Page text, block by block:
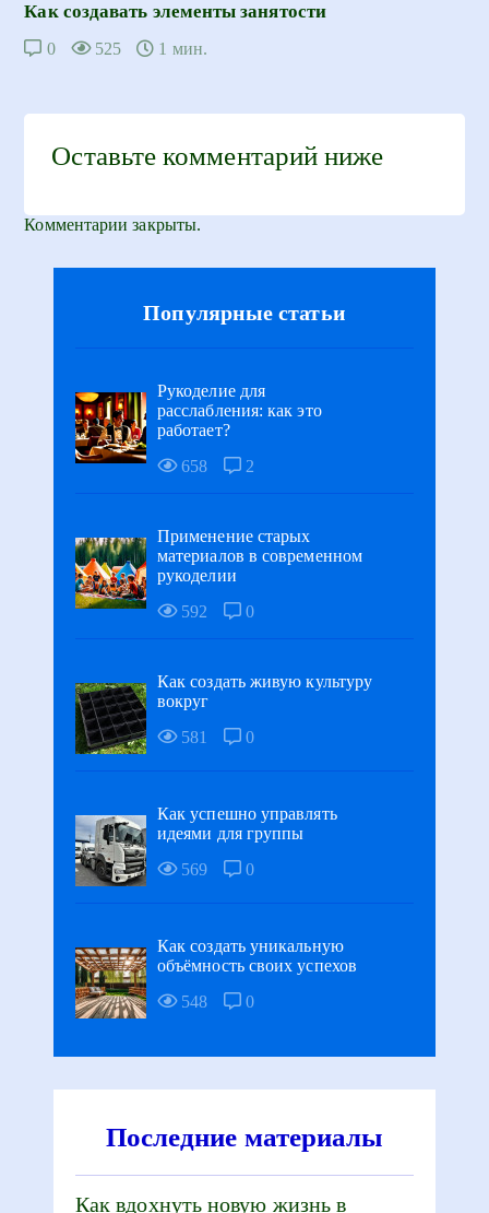
Как создавать элементы занятости
0 525 1 мин.
Оставьте комментарий ниже
Комментарии закрыты.
Популярные статьи
Рукоделие для
расслабления: как это
работает?
658
2
Применение старых
материалов в современном
рукоделии
592
0
Как создать живую культуру
вокруг
581
0
Как успешно управлять
идеями для группы
569
0
Как создать уникальную
объёмность своих успехов
548
0
Последние материалы
Как вдохнуть новую жизнь в